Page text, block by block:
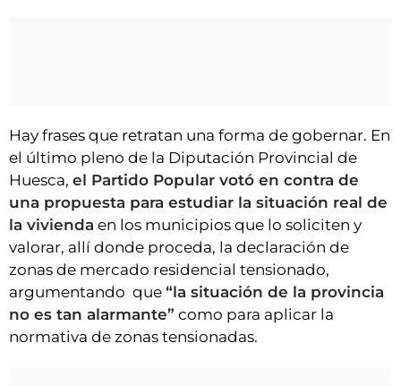
FARMACIAS
HORÓSCOPO
ESQUELAS
CLUB DEL AMIGO MILITANTE
INICIAR SESIÓN
Hay frases que retratan una forma de gobernar. En
el último pleno de la Diputación Provincial de
Huesca, el Partido Popular votó en contra de
una propuesta para estudiar la situación real de
la vivienda en los municipios que lo soliciten y
valorar, allí donde proceda, la declaración de
zonas de mercado residencial tensionado,
argumentando que “la situación de la provincia
no es tan alarmante” como para aplicar la
normativa de zonas tensionadas.